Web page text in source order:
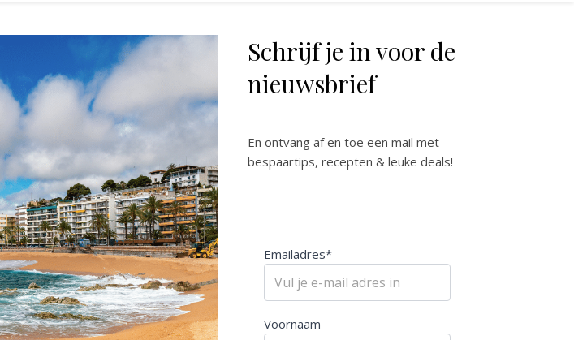
Schrijf je in voor de
nieuwsbrief
En ontvang af en toe een mail met
bespaartips, recepten & leuke deals!
Emailadres*
Voornaam